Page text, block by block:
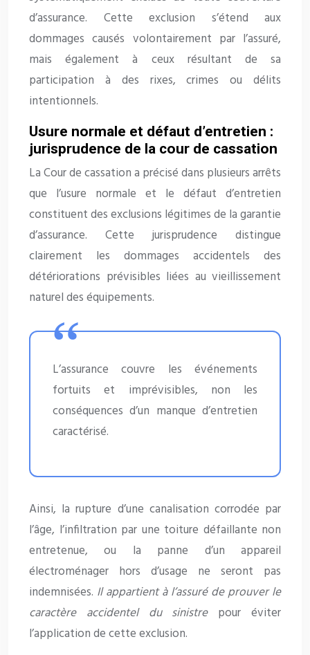
d’assurance. Cette exclusion s’étend aux
dommages causés volontairement par l’assuré,
mais également à ceux résultant de sa
participation à des rixes, crimes ou délits
intentionnels.
Usure normale et défaut d’entretien :
jurisprudence de la cour de cassation
La Cour de cassation a précisé dans plusieurs arrêts
que l’usure normale et le défaut d’entretien
constituent des exclusions légitimes de la garantie
d’assurance. Cette jurisprudence distingue
clairement les dommages accidentels des
détériorations prévisibles liées au vieillissement
naturel des équipements.
L’assurance couvre les événements
fortuits et imprévisibles, non les
conséquences d’un manque d’entretien
caractérisé.
Ainsi, la rupture d’une canalisation corrodée par
l’âge, l’infiltration par une toiture défaillante non
entretenue, ou la panne d’un appareil
électroménager hors d’usage ne seront pas
indemnisées. Il appartient à l’assuré de prouver le
caractère accidentel du sinistre pour éviter
l’application de cette exclusion.